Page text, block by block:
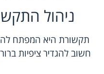
ניהול
תקשורת היא המפתח
חשוב להגדיר ציפיות